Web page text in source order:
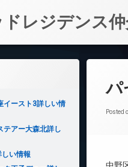
レジデンス
パ
Posted
イースト3詳しい情
テアー大森北詳し
しい情報